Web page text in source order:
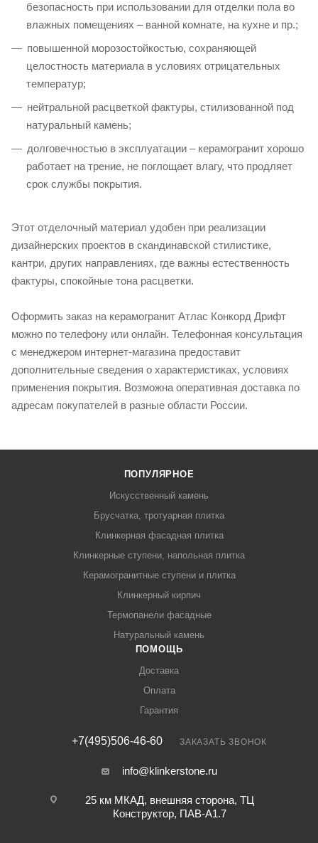
безопасность при использовании для отделки пола во
влажных помещениях – ванной комнате, на кухне и пр.;
повышенной морозостойкостью, сохраняющей
целостность материала в условиях отрицательных
температур;
нейтральной расцветкой фактуры, стилизованной под
натуральный камень;
долговечностью в эксплуатации – керамогранит хорошо
работает на трение, не поглощает влагу, что продляет
срок службы покрытия.
Этот отделочный материал удобен при реализации
дизайнерских проектов в скандинавской стилистике,
кантри, других направлениях, где важны естественность
фактуры, спокойные тона расцветки.
Оформить заказ на керамогранит Атлас Конкорд Дрифт
можно по телефону или онлайн. Телефонная консультация
с менеджером интернет-магазина предоставит
дополнительные сведения о характеристиках, условиях
применения покрытия. Возможна оперативная доставка по
адресам покупателей в разные области России.
ПОПУЛЯРНОЕ
Искусственный камень
Брусчатка, тротуарная плитка
Клинкерная фасадная плитка
Клинкерные ступени, напольная плитка
Керамогранитные ступени и плитка
Клинкерный кирпич
Термопанели фасадные
Натуральный камень
ПОМОЩЬ
Доставка
Оплата
Гарантия
+7(495)506-46-60 ЗАКАЗАТЬ ЗВОНОК
info@klinkerstone.ru
25 км МКАД, внешняя сторона, ТЦ
Конструктор, ПАВ-А1.7